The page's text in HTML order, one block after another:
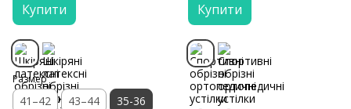
Купити
Размер
41–42 43–44
35-36
Купити